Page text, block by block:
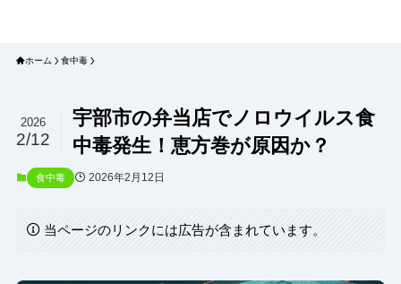
ホーム 食中毒
宇部市の弁当店でノロウイルス食
中毒発生！恵方巻が原因か？
2026
2/12
食中毒 2026年2月12日
当ページのリンクには広告が含まれています。